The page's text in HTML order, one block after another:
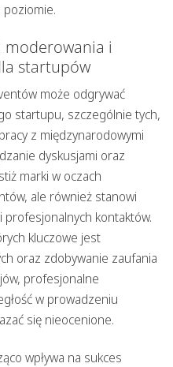
i
startupów
może odgrywać
startupu, szczególnie tych,
z międzynarodowymi
dyskusjami oraz
marki w oczach
ale również stanowi
kontaktów.
kluczowe jest
oraz zdobywanie zaufania
profesjonalne
w prowadzeniu
się nieocenione.
wpływa na sukces